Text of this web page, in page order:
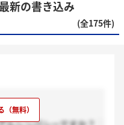
新の書き込み
(全175件)